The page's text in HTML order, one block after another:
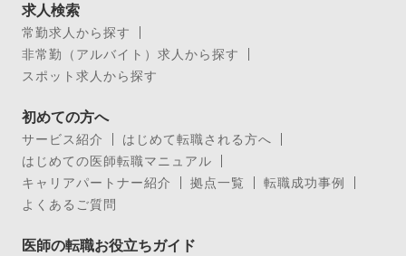
求人検索
常勤求人から探す
非常勤（アルバイト）求人から探す
スポット求人から探す
初めての方へ
サービス紹介
はじめて転職される方へ
はじめての医師転職マニュアル
キャリアパートナー紹介
拠点一覧
転職成功事例
よくあるご質問
医師の転職お役立ちガイド